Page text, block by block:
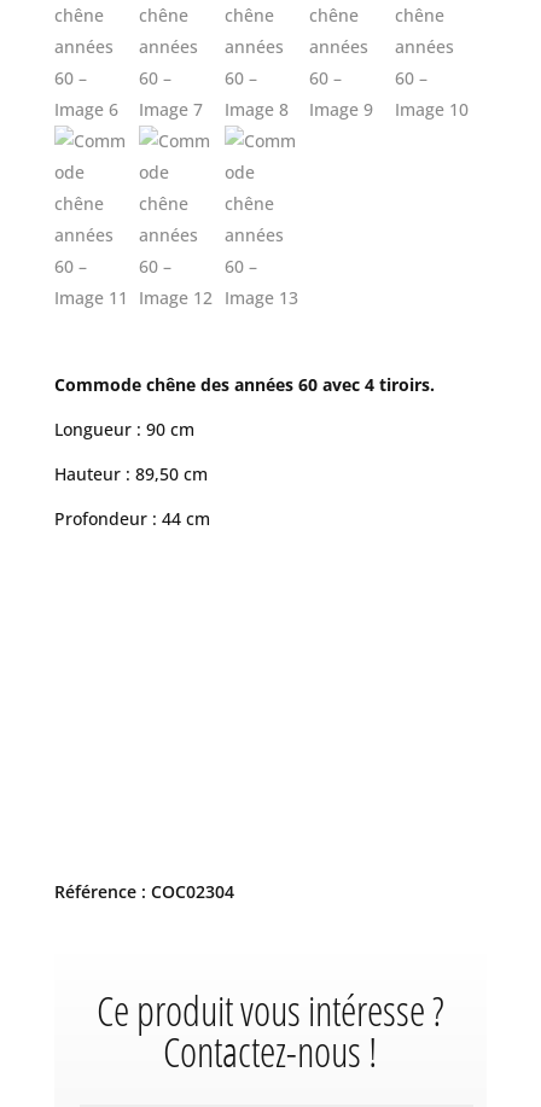
Commode chêne des années 60 avec 4 tiroirs.
Longueur : 90 cm
Hauteur : 89,50 cm
Profondeur : 44 cm
Référence : COC02304
Ce produit vous intéresse ?
Contactez-nous !